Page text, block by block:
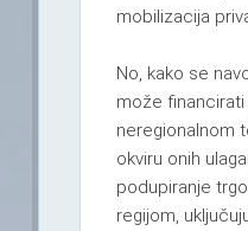
mobilizacija
No, kako se
može
neregionalnom
okviru onih
podupiranje
regijom,